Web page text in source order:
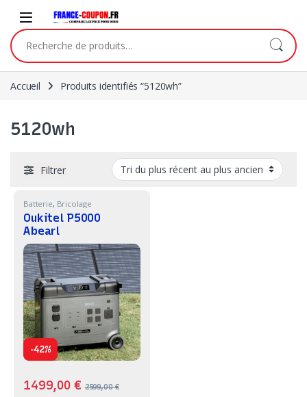
Recherche pour :
Accueil Produits identifiés “5120wh”
5120wh
Filtrer
Batterie, Bricolage
Oukitel P5000
Abearl
-42%
1499,00 € 2599,00€